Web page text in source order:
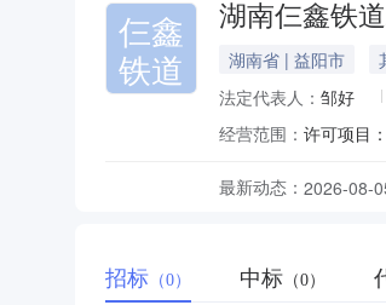
仨鑫
铁道
湖南仨鑫铁
湖南省 | 益阳市
法定代表人： 邹好
经营范围：
最新动态： 2026-08-
招标 （0） 中标 （0）